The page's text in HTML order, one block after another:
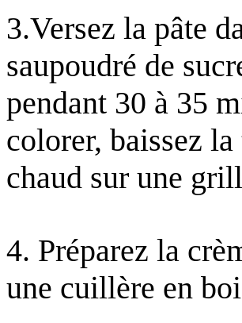
3.Versez la pâte
saupoudré de
pendant 30 à 35
colorer, baissez
chaud sur une
4. Préparez la
une cuillère en